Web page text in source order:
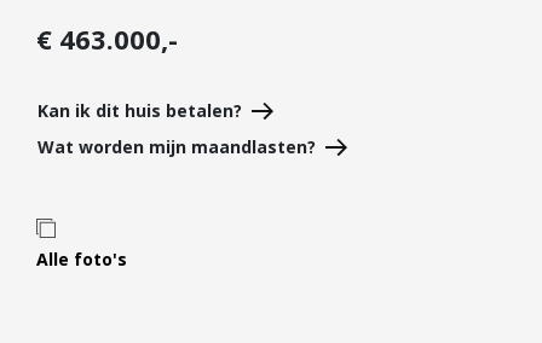
Verzekeren
Nieuwbouw
Projectontwikkelaars
Hypotheken
Hypotheekadvies
€ 463.000,-
Kan ik dit huis betalen?
Wat worden mijn maandlasten?
Alle foto's